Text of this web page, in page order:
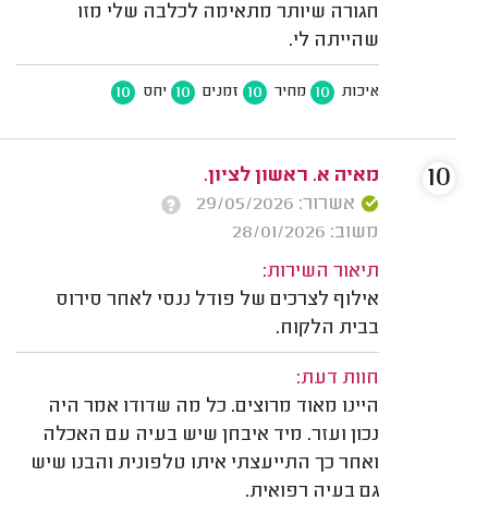
חגורה שיותר מתאימה לכלבה שלי מזו
שהייתה לי.
איכות 10 מחיר 10 זמנים 10 יחס 10
מאיה א. ראשון לציון.
אשרור: 29/05/2026
משוב: 28/01/2026
תיאור השירות:
אילוף לצרכים של פודל ננסי לאחר סירוס
בבית הלקוח.
חוות דעת:
היינו מאוד מרוצים. כל מה שדודו אמר היה
נכון ועזר. מיד איבחן שיש בעיה עם האכלה
ואחר כך התייעצתי איתו טלפונית והבנו שיש
גם בעיה רפואית.
10